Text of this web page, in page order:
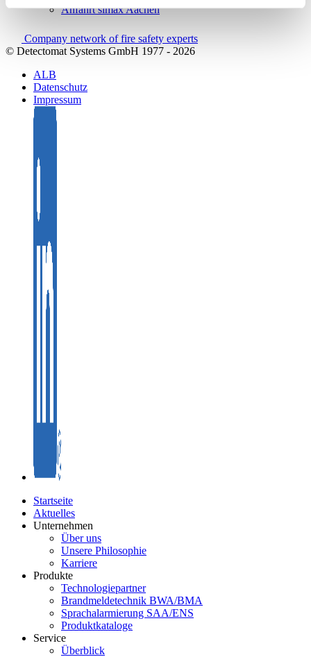
Anfahrt simax Aachen
Company network of fire safety experts
© Detectomat Systems GmbH 1977 - 2026
ALB
Datenschutz
Impressum
Startseite
Aktuelles
Unternehmen
Über uns
Unsere Philosophie
Karriere
Produkte
Technologiepartner
Brandmeldetechnik BWA/BMA
Sprachalarmierung SAA/ENS
Produktkataloge
Service
Überblick